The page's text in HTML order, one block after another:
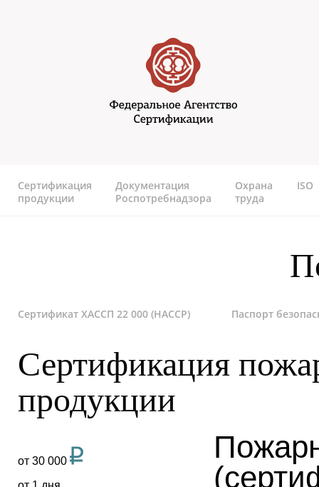
Сертификация
продукции
Документация
Роспотребнадзора
Охрана
труда
ISO
Сертификат ХАССП 22 000 (HACCP) Паспорт
Сертификация
продукции
от 30 000